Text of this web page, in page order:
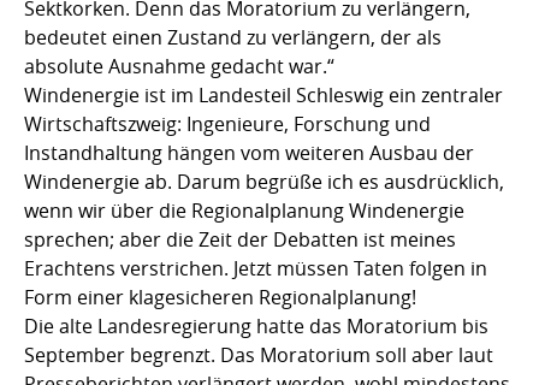
Sektkorken. Denn das Moratorium zu verlängern,
bedeutet einen Zustand zu verlängern, der als
absolute Ausnahme gedacht war.“
Windenergie ist im Landesteil Schleswig ein zentraler
Wirtschaftszweig: Ingenieure, Forschung und
Instandhaltung hängen vom weiteren Ausbau der
Windenergie ab. Darum begrüße ich es ausdrücklich,
wenn wir über die Regionalplanung Windenergie
sprechen; aber die Zeit der Debatten ist meines
Erachtens verstrichen. Jetzt müssen Taten folgen in
Form einer klagesicheren Regionalplanung!
Die alte Landesregierung hatte das Moratorium bis
September begrenzt. Das Moratorium soll aber laut